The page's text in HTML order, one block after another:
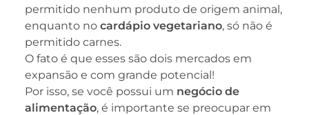
permitido nenhum produto de origem animal,
enquanto no cardápio vegetariano, só não é
permitido carnes.
O fato é que esses são dois mercados em
expansão e com grande potencial!
Por isso, se você possui um negócio de
alimentação, é importante se preocupar em